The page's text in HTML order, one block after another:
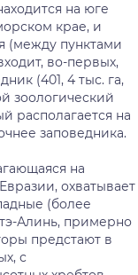
на юге
крае, и
(между пунктами
во-первых,
(401, 4 тыс. га,
зоологический
располагается на
заповедника.
на
охватывает
(более
Алинь, примерно
предстают в
с